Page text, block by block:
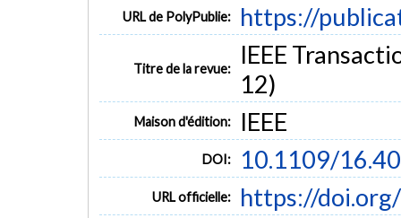
URL de PolyPublie: https://
Titre de la revue:
IEEE
12)
Maison d'édition: IEEE
DOI: 10.1109/
URL officielle: https://